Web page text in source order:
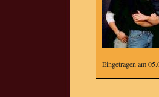
Eingetragen am